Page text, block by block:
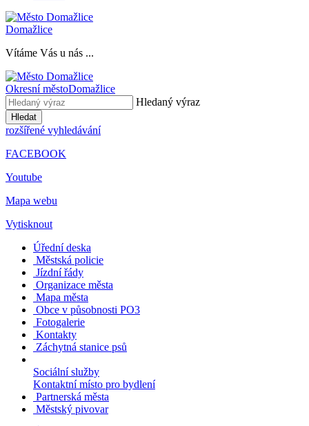
Domažlice
Vítáme Vás u nás ...
Okresní městoDomažlice
Hledaný výraz
Hledat
rozšířené vyhledávání
FACEBOOK
Youtube
Mapa webu
Vytisknout
Úřední deska
Městská policie
Jízdní řády
Organizace města
Mapa města
Obce v působnosti PO3
Fotogalerie
Kontakty
Záchytná stanice psů
Sociální služby
Kontaktní místo pro bydlení
Partnerská města
Městský pivovar